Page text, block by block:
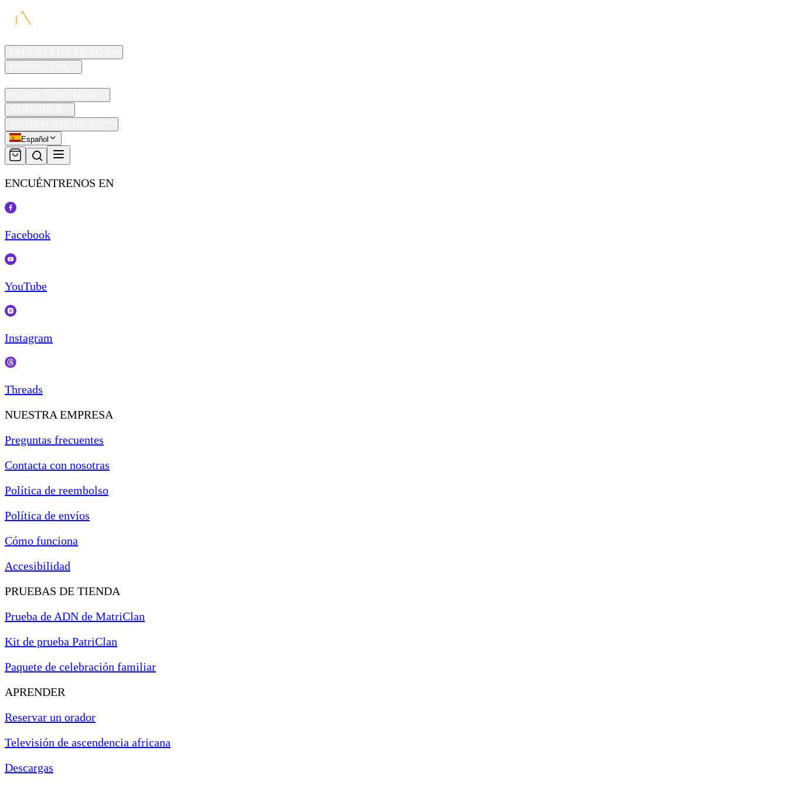
Español
ENCUÉNTRENOS EN
Facebook
YouTube
Instagram
Threads
NUESTRA EMPRESA
Preguntas frecuentes
Contacta con nosotras
Política de reembolso
Política de envíos
Cómo funciona
Accesibilidad
PRUEBAS DE TIENDA
Prueba de ADN de MatriClan
Kit de prueba PatriClan
Paquete de celebración familiar
APRENDER
Reservar un orador
Televisión de ascendencia africana
Descargas